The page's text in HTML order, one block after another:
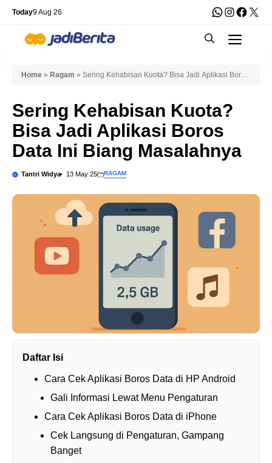
Skip
content
Today9 Aug 26 WhatsApp
X
Home » Ragam » Sering Kehabisan Kuota? Bisa Jadi Aplikasi Boros
Sering Kehabisan Kuota?
Bisa Jadi Aplikasi Boros
Data Ini Biang Masalahnya
Tantri Widya 13 May 25 RAGAM
Daftar Isi
Cara Cek Aplikasi Boros Data di HP Android
Gali Informasi Lewat Menu Pengaturan
Cara Cek Aplikasi Boros Data di iPhone
Cek Langsung di Pengaturan, Gampang
Banget